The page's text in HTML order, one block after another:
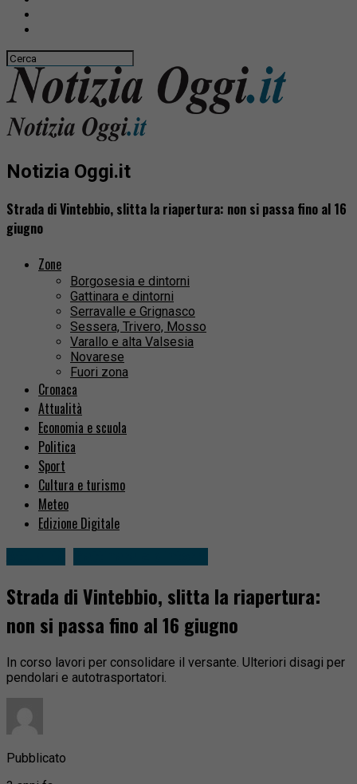
Notizia Oggi.it
Strada di Vintebbio, slitta la riapertura: non si passa fino al 16
giugno
Zone
Borgosesia e dintorni
Gattinara e dintorni
Serravalle e Grignasco
Sessera, Trivero, Mosso
Varallo e alta Valsesia
Novarese
Fuori zona
Cronaca
Attualità
Economia e scuola
Politica
Sport
Cultura e turismo
Meteo
Edizione Digitale
Strada di Vintebbio, slitta la riapertura:
non si passa fino al 16 giugno
In corso lavori per consolidare il versante. Ulteriori disagi per
pendolari e autotrasportatori.
Pubblicato